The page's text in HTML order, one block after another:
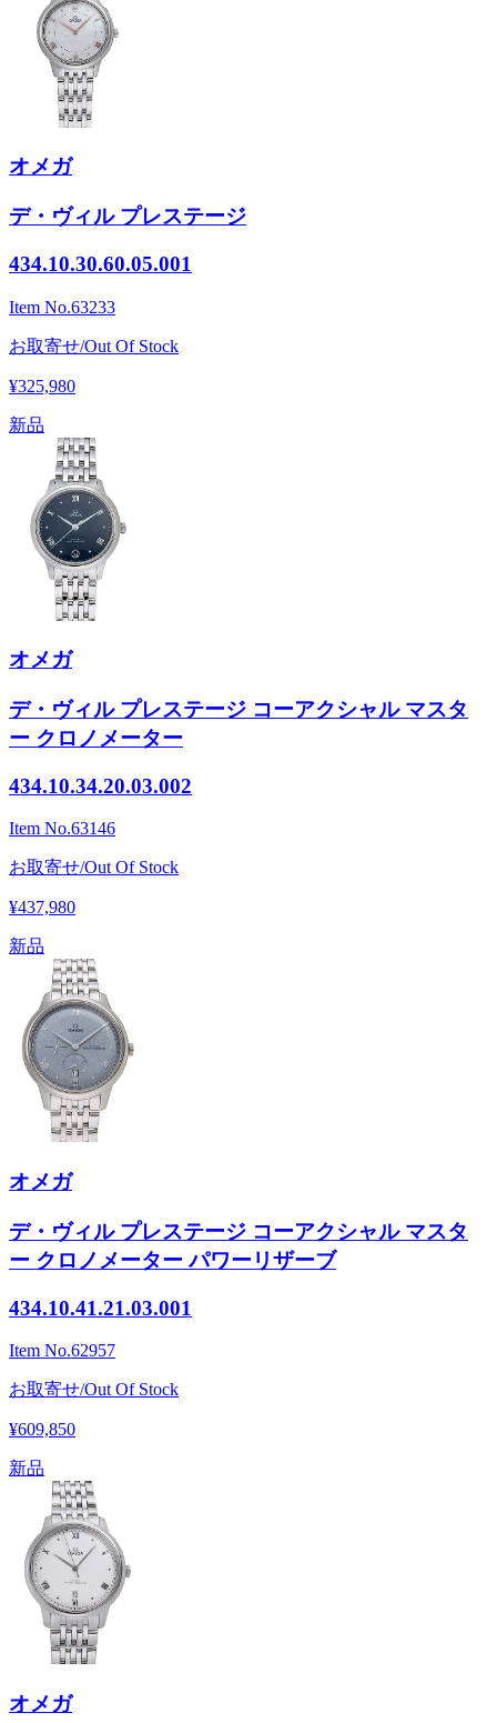
オメガ
デ・ヴィル プレステージ
434.10.30.60.05.001
Item No.63233
お取寄せ/Out Of Stock
¥325,980
新品
オメガ
デ・ヴィル プレステージ コーアクシャル マスタ
ー クロノメーター
434.10.34.20.03.002
Item No.63146
お取寄せ/Out Of Stock
¥437,980
新品
オメガ
デ・ヴィル プレステージ コーアクシャル マスタ
ー クロノメーター パワーリザーブ
434.10.41.21.03.001
Item No.62957
お取寄せ/Out Of Stock
¥609,850
新品
オメガ